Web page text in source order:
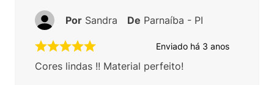
Enviado há 3 anos
Cores lindas !! Material perfeito!
Por Sandra De Parnaíba - PI